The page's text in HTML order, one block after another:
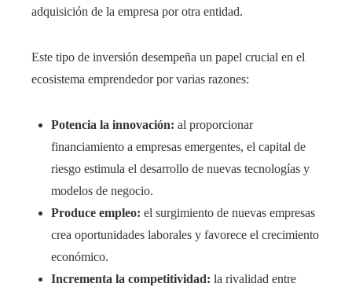
adquisición de la empresa por otra entidad.
Este tipo de inversión desempeña un papel crucial en el
ecosistema emprendedor por varias razones:
Potencia la innovación: al proporcionar
financiamiento a empresas emergentes, el capital de
riesgo estimula el desarrollo de nuevas tecnologías y
modelos de negocio.
Produce empleo: el surgimiento de nuevas empresas
crea oportunidades laborales y favorece el crecimiento
económico.
Incrementa la competitividad: la rivalidad entre